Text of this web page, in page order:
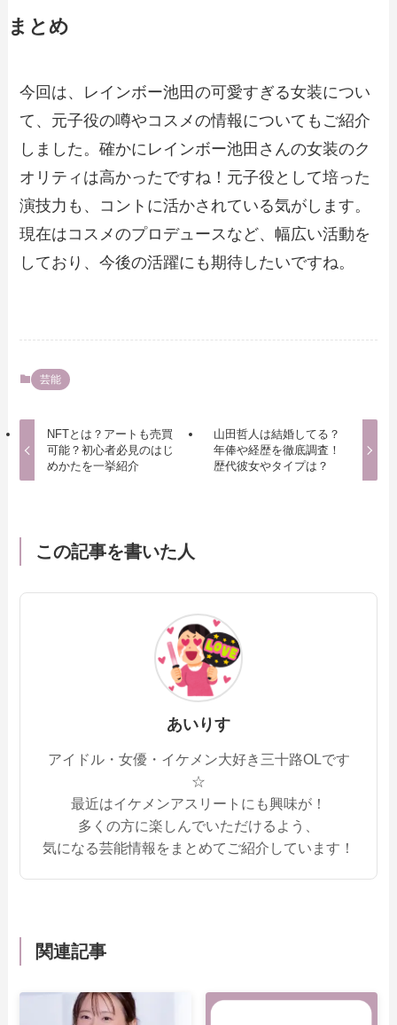
まとめ
今回は、レインボー池田の可愛すぎる女装につい
て、元子役の噂やコスメの情報についてもご紹介
しました。確かにレインボー池田さんの女装のク
オリティは高かったですね！元子役として培った
演技力も、コントに活かされている気がします。
現在はコスメのプロデュースなど、幅広い活動を
しており、今後の活躍にも期待したいですね。
芸能
NFTとは？アートも売買
可能？初心者必見のはじ
めかたを一挙紹介
山田哲人は結婚してる？
年俸や経歴を徹底調査！
歴代彼女やタイプは？
この記事を書いた人
あいりす
アイドル・女優・イケメン大好き三十路OLです
☆
最近はイケメンアスリートにも興味が！
多くの方に楽しんでいただけるよう、
気になる芸能情報をまとめてご紹介しています！
関連記事